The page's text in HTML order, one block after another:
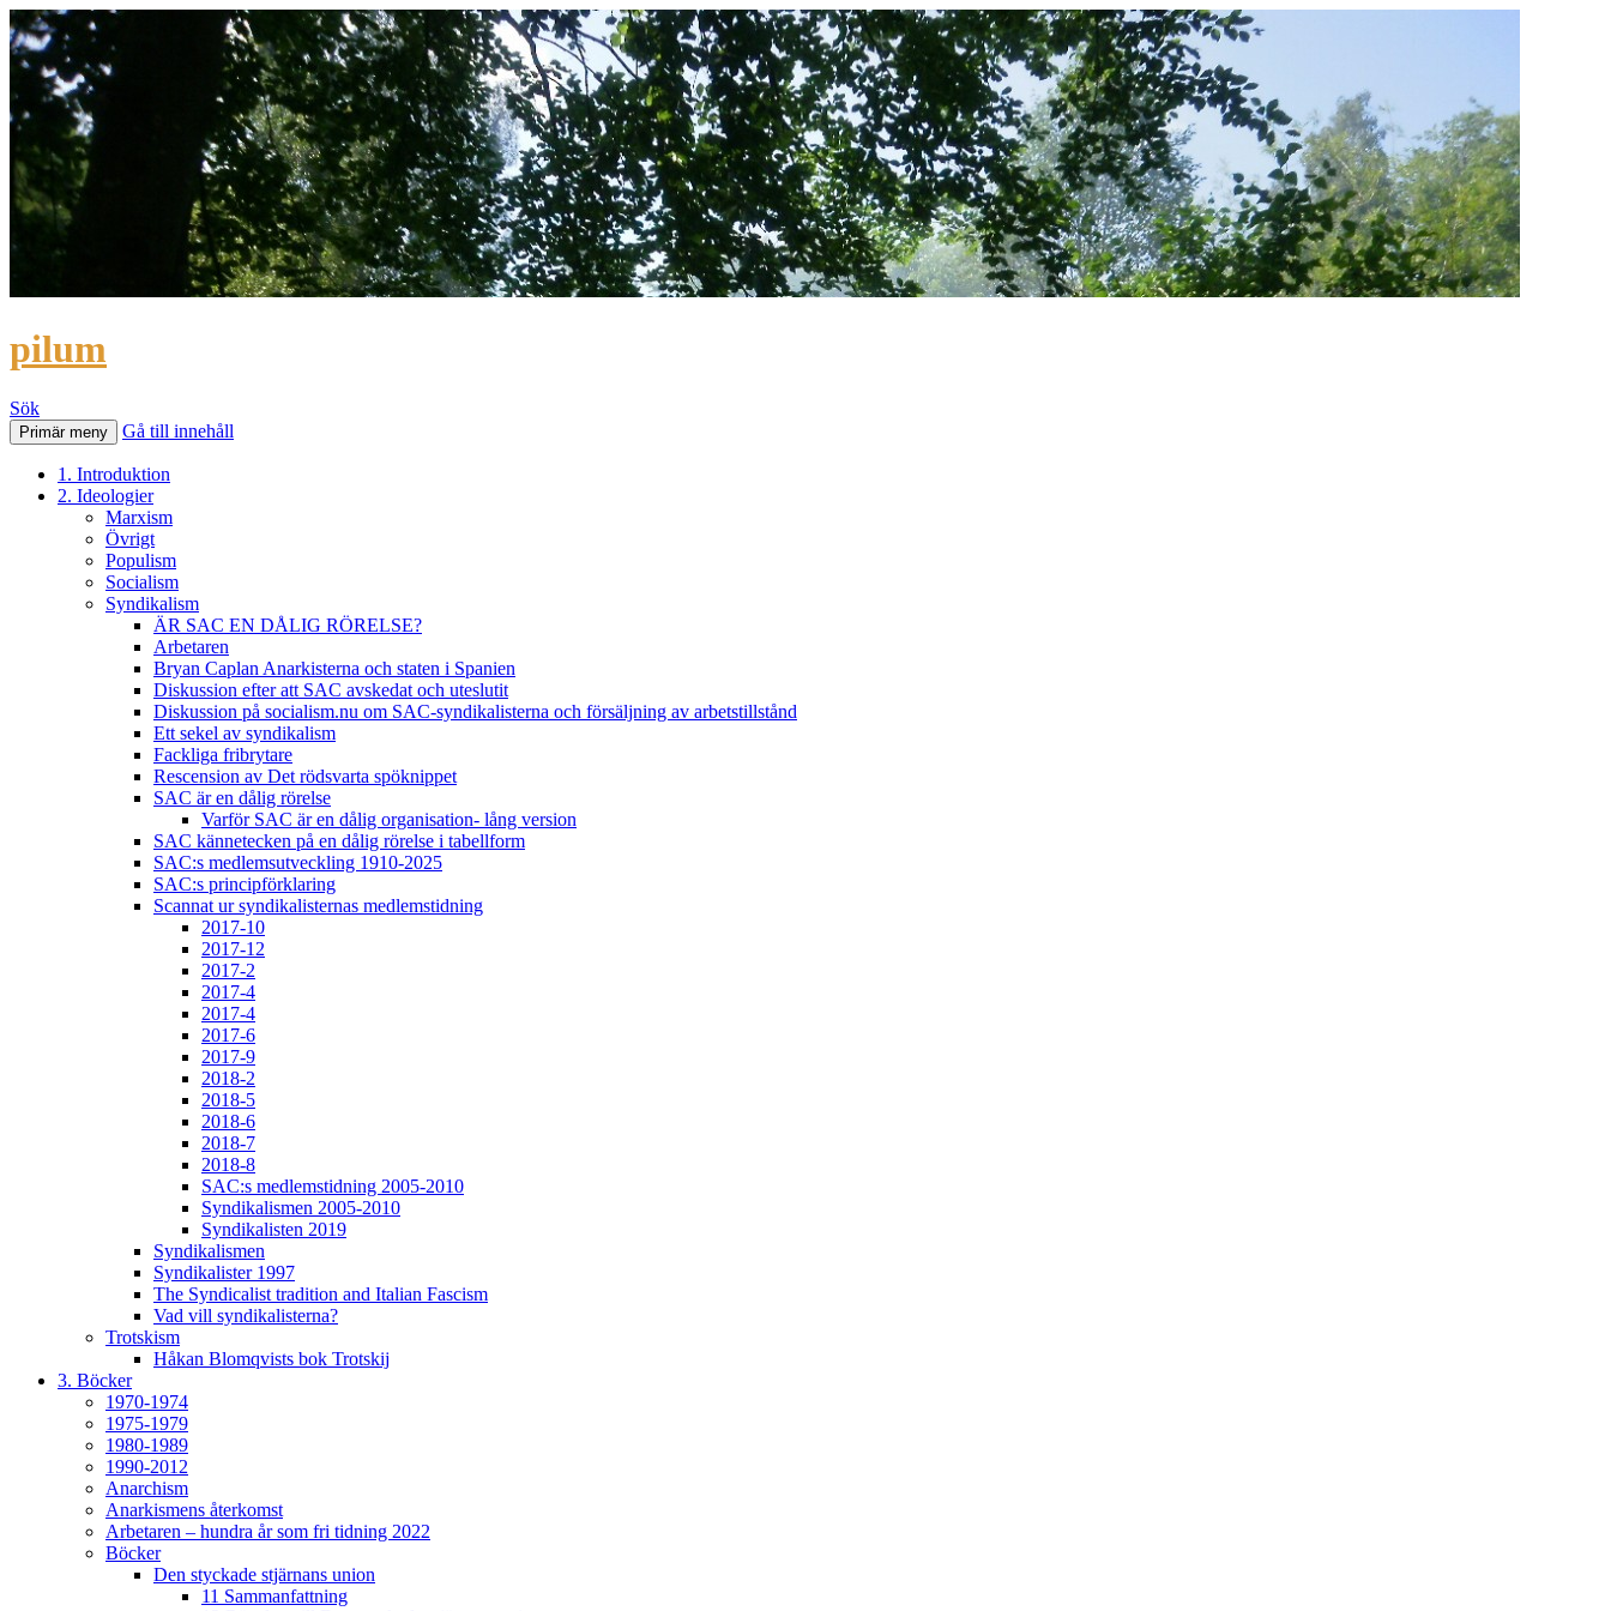
pilum
Sök
Primär meny Gå till innehåll
1. Introduktion
2. Ideologier
Marxism
Övrigt
Populism
Socialism
Syndikalism
ÄR SAC EN DÅLIG RÖRELSE?
Arbetaren
Bryan Caplan Anarkisterna och staten i Spanien
Diskussion efter att SAC avskedat och uteslutit
Diskussion på socialism.nu om SAC-syndikalisterna och försäljning av arbetstillstånd
Ett sekel av syndikalism
Fackliga fribrytare
Rescension av Det rödsvarta spöknippet
SAC är en dålig rörelse
Varför SAC är en dålig organisation- lång version
SAC kännetecken på en dålig rörelse i tabellform
SAC:s medlemsutveckling 1910-2025
SAC:s principförklaring
Scannat ur syndikalisternas medlemstidning
2017-10
2017-12
2017-2
2017-4
2017-4
2017-6
2017-9
2018-2
2018-5
2018-6
2018-7
2018-8
SAC:s medlemstidning 2005-2010
Syndikalismen 2005-2010
Syndikalisten 2019
Syndikalismen
Syndikalister 1997
The Syndicalist tradition and Italian Fascism
Vad vill syndikalisterna?
Trotskism
Håkan Blomqvists bok Trotskij
3. Böcker
1970-1974
1975-1979
1980-1989
1990-2012
Anarchism
Anarkismens återkomst
Arbetaren – hundra år som fri tidning 2022
Böcker
Den styckade stjärnans union
11 Sammanfattning